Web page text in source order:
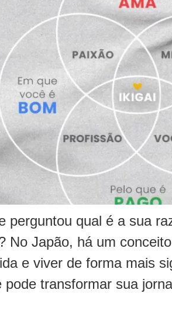
perguntou qual é a sua
No Japão, há um
e viver de forma mais
transformar sua